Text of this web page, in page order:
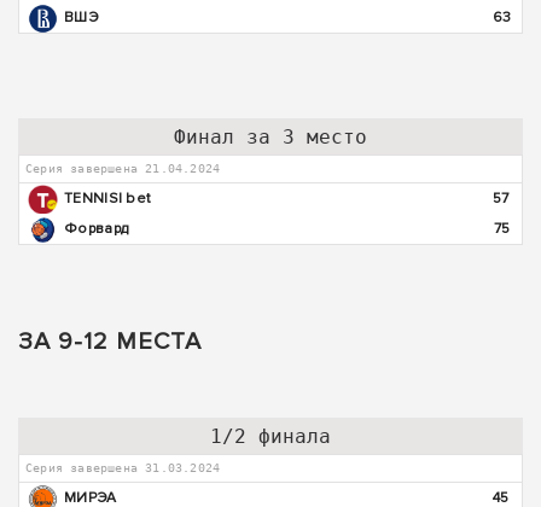
ВШЭ
63
Финал за 3 место
Серия завершена 21.04.2024
TENNISI bet
57
Форвард
75
ЗА 9-12 МЕСТА
1/2 финала
Серия завершена 31.03.2024
МИРЭА 45